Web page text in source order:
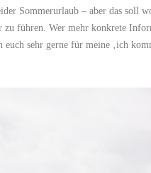
Sommerurlaub – aber das soll
zu führen. Wer mehr konkrete
sehr gerne für meine ‚ich